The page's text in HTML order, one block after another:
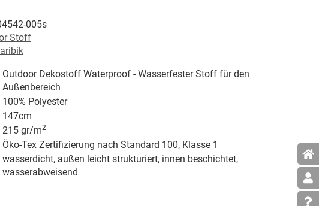
005s
Stoff
Outdoor Dekostoff Waterproof - Wasserfester Stoff für den
Außenbereich
100% Polyester
147cm
215 gr/m2
Öko-Tex Zertifizierung nach Standard 100, Klasse 1
wasserdicht, außen leicht strukturiert, innen beschichtet,
wasserabweisend